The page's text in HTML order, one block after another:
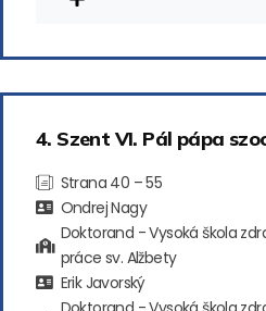
4. Szent VI. Pál pápa
Strana 40 – 55
Ondrej Nagy
Doktorand - Vysoká škola
práce sv. Alžbety
Erik Javorský